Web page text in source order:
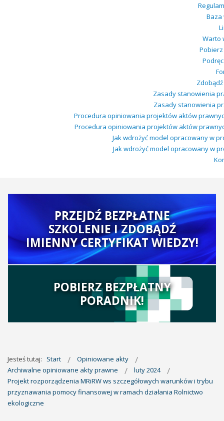
Baza
Warto
Zasady stanowienia
Zasady stanowienia
Procedura opiniowania projektów aktów
Procedura opiniowania projektów aktów
Jak wdrożyć model opracowany w
Jak wdrożyć model opracowany w
PRZEJDŹ BEZPŁATNE
SZKOLENIE I ZDOBĄDŹ
IMIENNY CERTYFIKAT WIEDZY!
POBIERZ BEZPŁATNY
PORADNIK!
Jesteś tutaj: Start
Opiniowane akty
Archiwalne opiniowane akty prawne
luty 2024
Projekt rozporządzenia MRiRW ws szczegółowych warunków i trybu
przyznawania pomocy finansowej w ramach działania Rolnictwo
ekologiczne